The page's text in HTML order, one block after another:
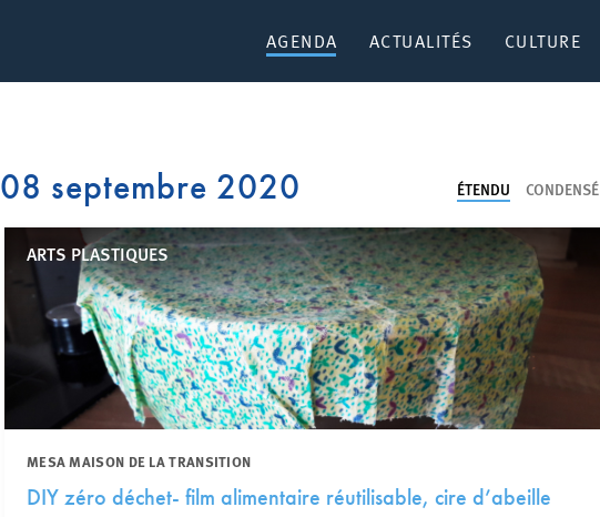
AGENDA ACTUALITÉS CULTURE
ÉTENDU CONDENSÉ
08 septembre 2020
ARTS PLASTIQUES
MESA MAISON DE LA TRANSITION
DIY zéro déchet- film alimentaire réutilisable, cire d’abeille